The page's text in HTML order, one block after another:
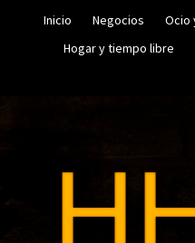
Inicio Negocios Ocio
Hogar y tiempo libre